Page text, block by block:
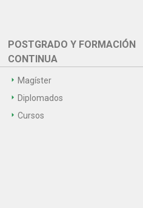
POSTGRADO Y FORMACIÓN
CONTINUA
Magíster
Diplomados
Cursos